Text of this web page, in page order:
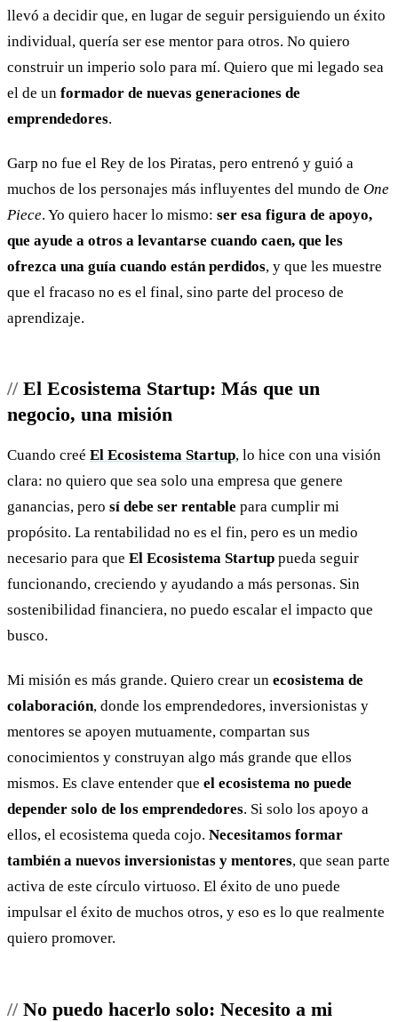
llevó a decidir que, en lugar de seguir persiguiendo un éxito
individual, quería ser ese mentor para otros. No quiero
construir un imperio solo para mí. Quiero que mi legado sea
el de un formador de nuevas generaciones de
emprendedores.
Garp no fue el Rey de los Piratas, pero entrenó y guió a
muchos de los personajes más influyentes del mundo de One
Piece. Yo quiero hacer lo mismo: ser esa figura de apoyo,
que ayude a otros a levantarse cuando caen, que les
ofrezca una guía cuando están perdidos, y que les muestre
que el fracaso no es el final, sino parte del proceso de
aprendizaje.
El Ecosistema Startup: Más que un
negocio, una misión
Cuando creé El Ecosistema Startup, lo hice con una visión
clara: no quiero que sea solo una empresa que genere
ganancias, pero sí debe ser rentable para cumplir mi
propósito. La rentabilidad no es el fin, pero es un medio
necesario para que El Ecosistema Startup pueda seguir
funcionando, creciendo y ayudando a más personas. Sin
sostenibilidad financiera, no puedo escalar el impacto que
busco.
Mi misión es más grande. Quiero crear un ecosistema de
colaboración, donde los emprendedores, inversionistas y
mentores se apoyen mutuamente, compartan sus
conocimientos y construyan algo más grande que ellos
mismos. Es clave entender que el ecosistema no puede
depender solo de los emprendedores. Si solo los apoyo a
ellos, el ecosistema queda cojo. Necesitamos formar
también a nuevos inversionistas y mentores, que sean parte
activa de este círculo virtuoso. El éxito de uno puede
impulsar el éxito de muchos otros, y eso es lo que realmente
quiero promover.
No puedo hacerlo solo: Necesito a mi